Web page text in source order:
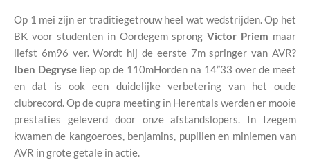
Op 1 mei zijn er traditiegetrouw heel wat wedstrijden. Op het
BK voor studenten in Oordegem sprongVictor Priem maar
liefst 6m96 ver. Wordt hij de eerste 7m springer van AVR?
Iben Degryse liep op de 110mHorden na 14”33 over de meet
en dat is ook een duidelijke verbetering van het oude
clubrecord. Op de cupra meeting in Herentals werden er mooie
prestaties geleverd door onze afstandslopers. In Izegem
kwamen de kangoeroes, benjamins, pupillen en miniemen van
AVR in grote getale in actie.